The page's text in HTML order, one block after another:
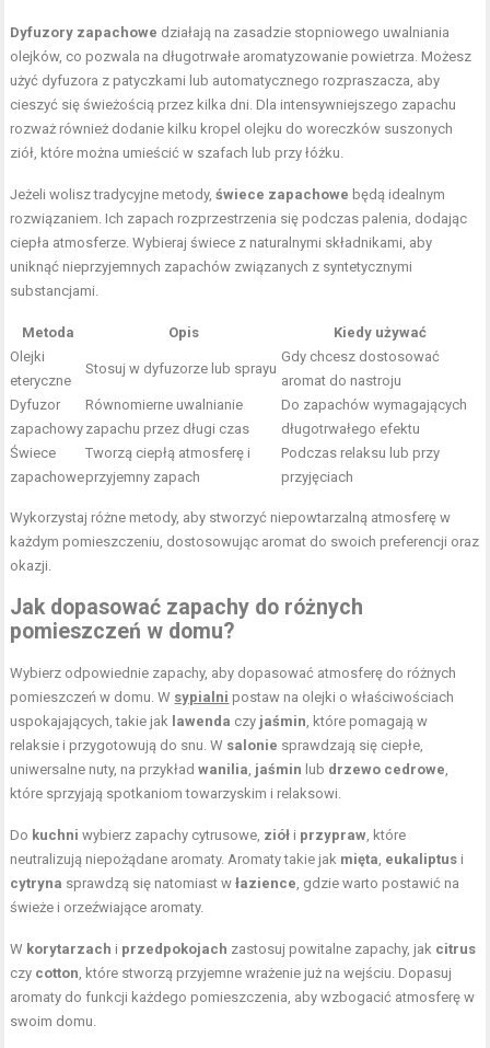
Dyfuzory zapachowe działają na zasadzie stopniowego uwalniania
olejków, co pozwala na długotrwałe aromatyzowanie powietrza. Możesz
użyć dyfuzora z patyczkami lub automatycznego rozpraszacza, aby
cieszyć się świeżością przez kilka dni. Dla intensywniejszego zapachu
rozważ również dodanie kilku kropel olejku do woreczków suszonych
ziół, które można umieścić w szafach lub przy łóżku.
Jeżeli wolisz tradycyjne metody,świece zapachowe będą idealnym
rozwiązaniem. Ich zapach rozprzestrzenia się podczas palenia, dodając
ciepła atmosferze. Wybieraj świece z naturalnymi składnikami, aby
uniknąć nieprzyjemnych zapachów związanych z syntetycznymi
substancjami.
Metoda Opis
Kiedy używać
Olejki
eteryczne
Stosuj w dyfuzorze lub sprayu
Gdy chcesz dostosować
aromat do nastroju
Dyfuzor
zapachowy
Równomierne uwalnianie
zapachu przez długi czas
Do zapachów wymagających
długotrwałego efektu
Świece
zapachowe
Tworzą ciepłą atmosferę i
przyjemny zapach
Podczas relaksu lub przy
przyjęciach
Wykorzystaj różne metody, aby stworzyć niepowtarzalną atmosferę w
każdym pomieszczeniu, dostosowując aromat do swoich preferencji oraz
okazji.
Jak dopasować zapachy do różnych
pomieszczeń w domu?
Wybierz odpowiednie zapachy, aby dopasować atmosferę do różnych
pomieszczeń w domu. W sypialni postaw na olejki o właściwościach
uspokajających, takie jak lawenda czy jaśmin , które pomagają w
relaksie i przygotowują do snu. W salonie sprawdzają się ciepłe,
uniwersalne nuty, na przykładwanilia jaśmin lub drzewo cedrowe
które sprzyjają spotkaniom towarzyskim i relaksowi.
Do kuchni wybierz zapachy cytrusowe, ziół i przypraw , które
neutralizują niepożądane aromaty. Aromaty takie jak mięta eukaliptus i
cytryna sprawdzą się natomiast włazience , gdzie warto postawić na
świeże i orzeźwiające aromaty.
W korytarzach i przedpokojach zastosuj powitalne zapachy, jak citrus
czy cotton , które stworzą przyjemne wrażenie już na wejściu. Dopasuj
aromaty do funkcji każdego pomieszczenia, aby wzbogacić atmosferę w
swoim domu.